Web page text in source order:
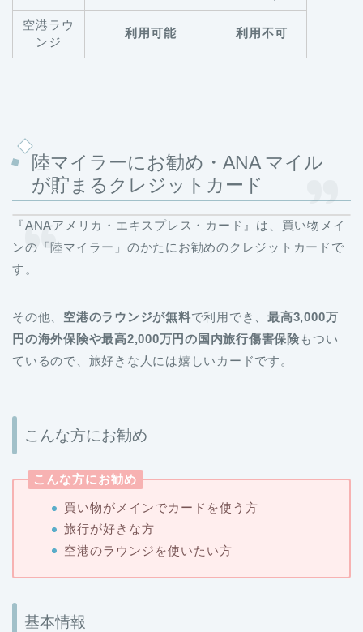
空港ラウ
ンジ
利用可能 利用不可
陸マイラーにお勧め・ANA マイル
が貯まるクレジットカード
『ANAアメリカ・エキスプレス・カード』は、買い物メイ
ンの「陸マイラー」のかたにお勧めのクレジットカードで
す。
その他、 空港のラウンジが無料で利用でき、最高3,000万
円の海外保険や最高2,000万円の国内旅行傷害保険 もつい
ているので、旅好きな人には嬉しいカードです。
こんな方にお勧め
こんな方にお勧め
買い物がメインでカードを使う方
旅行が好きな方
空港のラウンジを使いたい方
基本情報